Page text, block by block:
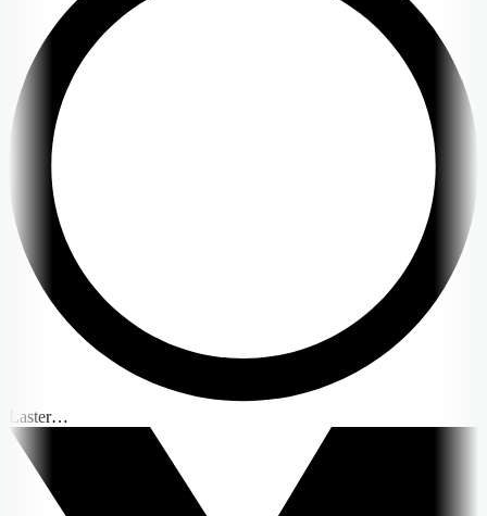
Laster…